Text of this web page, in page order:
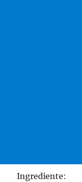
Ingrediente: